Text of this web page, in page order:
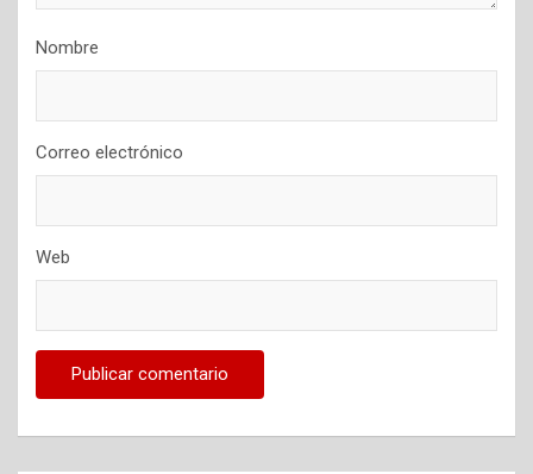
Nombre
Correo electrónico
Web